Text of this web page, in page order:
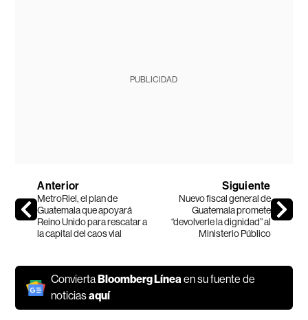
PUBLICIDAD
Anterior
MetroRiel, el plan de
Guatemala que apoyará
Reino Unido para rescatar a
la capital del caos vial
Siguiente
Nuevo fiscal general de
Guatemala promete
“devolverle la dignidad” al
Ministerio Público
Convierta Bloomberg Líneaen su fuente de
noticiasaquí